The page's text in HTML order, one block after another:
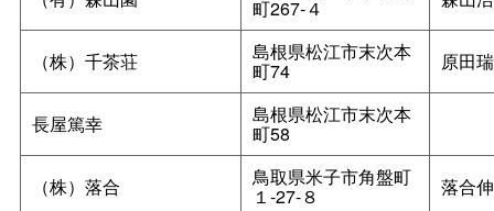
町267‐４
（株）千茶荘 島根県松江市末次本
町74 原田
長屋篤幸 島根県松江市末次本
町58
（株）落合 鳥取県米子市角盤町
１‐27‐８ 落合